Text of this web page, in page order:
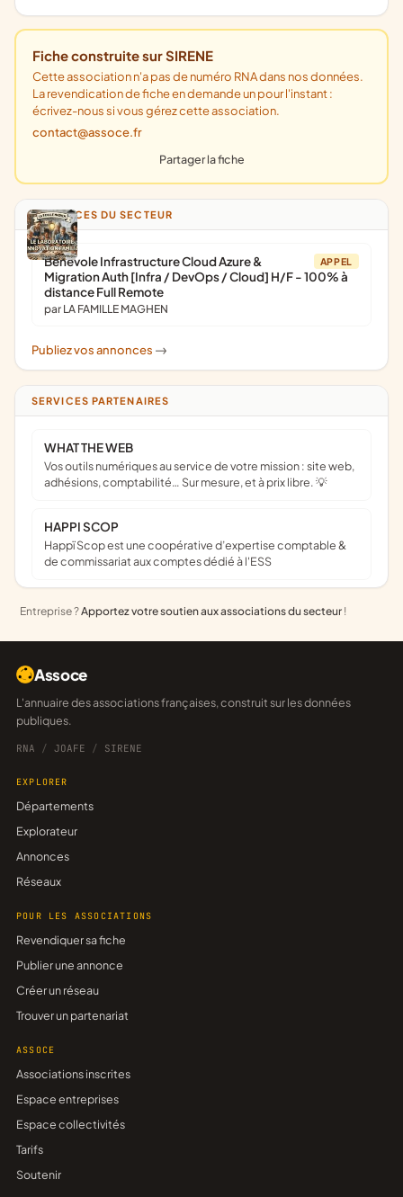
Fiche construite sur SIRENE
Cette association n'a pas de numéro RNA dans nos données.
La revendication de fiche en demande un pour l'instant :
écrivez-nous si vous gérez cette association.
contact@assoce.fr
Partager la fiche
ANNONCES DU SECTEUR
APPEL
Bénévole Infrastructure Cloud Azure &
Migration Auth [Infra / DevOps / Cloud] H/F - 100% à
distance Full Remote
par LA FAMILLE MAGHEN
Publiez vos annonces ->
SERVICES PARTENAIRES
WHAT THE WEB
Vos outils numériques au service de votre mission : site web,
adhésions, comptabilité… Sur mesure, et à prix libre. 💡
HAPPI SCOP
Happï Scop est une coopérative d’expertise comptable &
de commissariat aux comptes dédié à l'ESS
Entreprise ?Apportez votre soutien aux associations du secteur !
Assoce
L'annuaire des associations françaises, construit sur les données
publiques.
RNA / JOAFE / SIRENE
EXPLORER
Départements
Explorateur
Annonces
Réseaux
POUR LES ASSOCIATIONS
Revendiquer sa fiche
Publier une annonce
Créer un réseau
Trouver un partenariat
ASSOCE
Associations inscrites
Espace entreprises
Espace collectivités
Tarifs
Soutenir